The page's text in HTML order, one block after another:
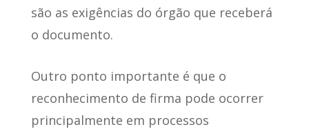
são as exigências do órgão que receberá
o documento.
Outro ponto importante é que o
reconhecimento de firma pode ocorrer
principalmente em processos